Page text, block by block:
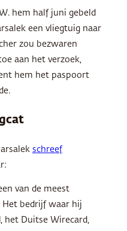
hem half juni gebeld
een vliegtuig naar
zou bezwaren
aan het verzoek,
hem het paspoort
schreef
van de meest
Het bedrijf waar hij
het Duitse Wirecard,